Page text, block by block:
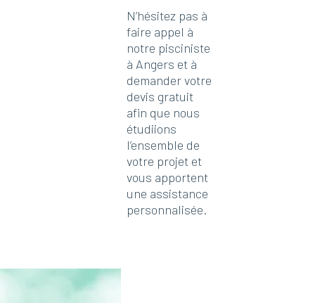
N’hésitez pas à
faire appel à
notre pisciniste
à Angers et à
demander votre
devis gratuit
afin que nous
étudiions
l’ensemble de
votre projet et
vous apportent
une assistance
personnalisée.